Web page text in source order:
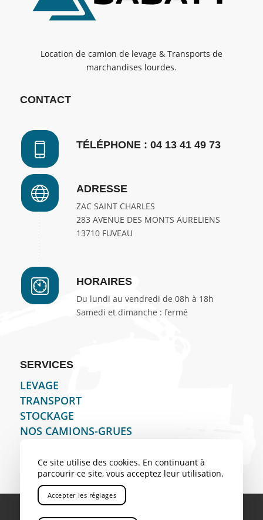
Location de camion de levage & Transports de
marchandises lourdes.
CONTACT
TÉLÉPHONE : 04 13 41 49 73
ADRESSE
ZAC SAINT CHARLES
283 AVENUE DES MONTS AURELIENS
13710 FUVEAU
HORAIRES
Du lundi au vendredi de 08h à 18h
Samedi et dimanche : fermé
SERVICES
LEVAGE
TRANSPORT
STOCKAGE
NOS CAMIONS-GRUES
prestations géographique
Ce site utilise des cookies. En continuant à
parcourir ce site, vous acceptez leur utilisation.
Accepter les réglages